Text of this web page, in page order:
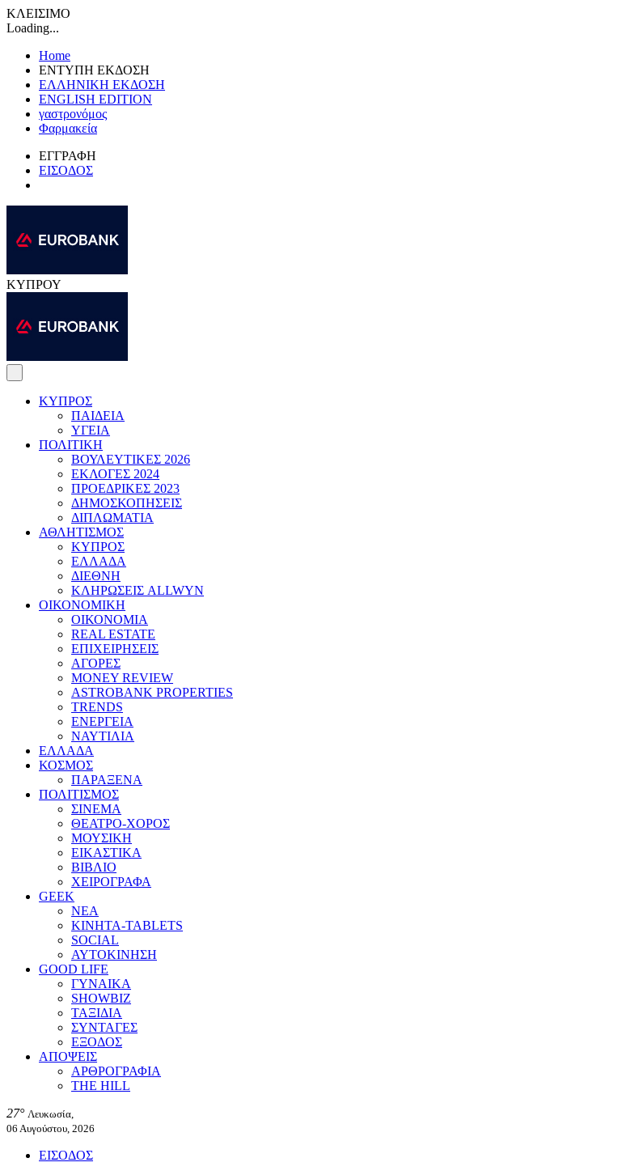
ΚΛΕΙΣΙΜΟ
Loading...
Home
ΕΝΤΥΠΗ ΕΚΔΟΣΗ
ΕΛΛΗΝΙΚΗ ΕΚΔΟΣΗ
ENGLISH EDITION
γαστρονόμος
Φαρμακεία
ΕΓΓΡΑΦΗ
ΕΙΣΟΔΟΣ
ΚΥΠΡΟΥ
ΚΥΠΡΟΣ
ΠΑΙΔΕΙΑ
ΥΓΕΙΑ
ΠΟΛΙΤΙΚΗ
ΒΟΥΛΕΥΤΙΚΕΣ 2026
ΕΚΛΟΓΕΣ 2024
ΠΡΟΕΔΡΙΚΕΣ 2023
ΔΗΜΟΣΚΟΠΗΣΕΙΣ
ΔΙΠΛΩΜΑΤΙΑ
ΑΘΛΗΤΙΣΜΟΣ
ΚΥΠΡΟΣ
ΕΛΛΑΔΑ
ΔΙΕΘΝΗ
ΚΛΗΡΩΣΕΙΣ ALLWYN
ΟΙΚΟΝΟΜΙΚΗ
ΟΙΚΟΝΟΜΙΑ
REAL ESTATE
ΕΠΙΧΕΙΡΗΣΕΙΣ
ΑΓΟΡΕΣ
MONEY REVIEW
ASTROBANK PROPERTIES
TRENDS
ΕΝΕΡΓΕΙΑ
ΝΑΥΤΙΛΙΑ
ΕΛΛΑΔΑ
ΚΟΣΜΟΣ
ΠΑΡΑΞΕΝΑ
ΠΟΛΙΤΙΣΜΟΣ
ΣΙΝΕΜΑ
ΘΕΑΤΡΟ-ΧΟΡΟΣ
ΜΟΥΣΙΚΗ
ΕΙΚΑΣΤΙΚΑ
ΒΙΒΛΙΟ
ΧΕΙΡΟΓΡΑΦΑ
GEEK
ΝΕΑ
ΚΙΝΗΤΑ-TABLETS
SOCIAL
ΑΥΤΟΚΙΝΗΣΗ
GOOD LIFE
ΓΥΝΑΙΚΑ
SHOWBIZ
ΤΑΞΙΔΙΑ
ΣΥΝΤΑΓΕΣ
ΕΞΟΔΟΣ
ΑΠΟΨΕΙΣ
ΑΡΘΡΟΓΡΑΦΙΑ
THE HILL
27° Λευκωσία,
06 Αυγούστου, 2026
ΕΙΣΟΔΟΣ